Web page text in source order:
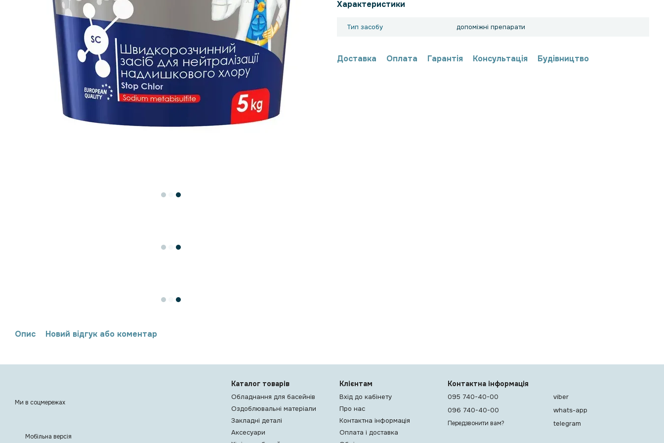
Характеристики
Тип засобу допоміжні препарати
Доставка Оплата Гарантія Консультація Будівництво
Опис Новий відгук або коментар
Ми в соцмережах
Мобільна версія
Каталог товарів
Обладнання для басейнів
Оздоблювальні матеріали
Закладні деталі
Аксесуари
Клієнтам
Вхід до кабінету
Про нас
Контактна інформація
Оплата і доставка
Контактна інформація
095 740-40-00
096 740-40-00
Передзвонити вам?
viber
whats-app
telegram